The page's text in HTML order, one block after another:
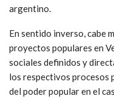
argentino.
En sentido inverso, cabe
proyectos populares en
sociales definidos y
los respectivos procesos
del poder popular en el